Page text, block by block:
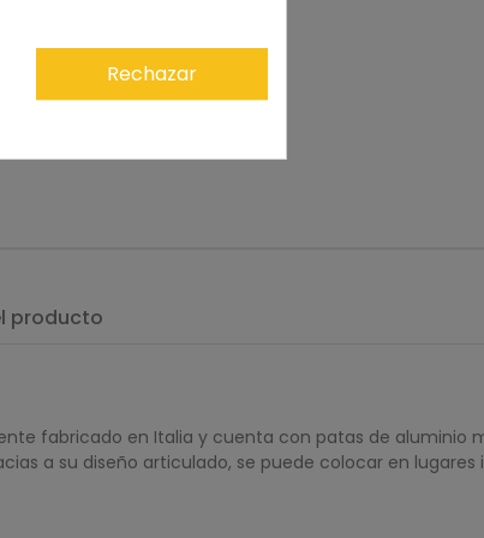
producto
fabricado en Italia y cuenta con patas de aluminio
a su diseño articulado, se puede colocar en lugares
Rechazar